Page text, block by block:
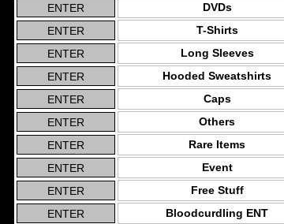
DVDs
T-Shirts
Long Sleeves
Hooded Sweatshirts
Caps
Others
Rare Items
Event
Free Stuff
Bloodcurdling ENT